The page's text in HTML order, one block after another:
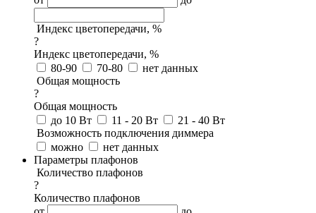
Индекс цветопередачи, %
?
Индекс цветопередачи, %
80-90
70-80
нет данных
Общая мощность
?
Общая мощность
до 10 Вт
11 - 20 Вт
21 - 40 Вт
Возможность подключения диммера
можно
нет данных
Параметры плафонов
Количество плафонов
?
Количество плафонов